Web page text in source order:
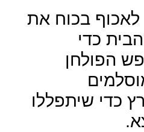
בכוח את
כדי
הפולחן
כדי שיתפללו